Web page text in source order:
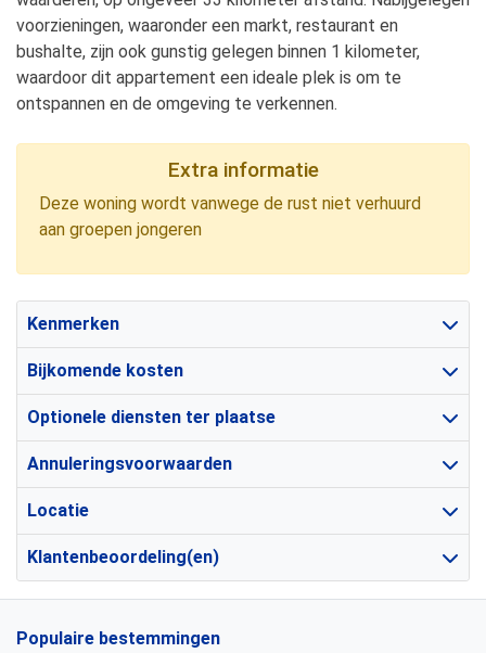
voorzieningen, waaronder een markt, restaurant en
bushalte, zijn ook gunstig gelegen binnen 1 kilometer,
waardoor dit appartement een ideale plek is om te
ontspannen en de omgeving te verkennen.
Extra informatie
Deze woning wordt vanwege de rust niet verhuurd
aan groepen jongeren
Kenmerken
Bijkomende kosten
Optionele diensten ter plaatse
Annuleringsvoorwaarden
Locatie
Klantenbeoordeling(en)
Populaire bestemmingen